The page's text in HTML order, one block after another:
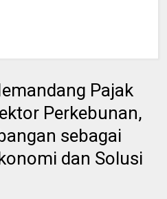
Pajak
Perkebunan,
sebagai
dan Solusi